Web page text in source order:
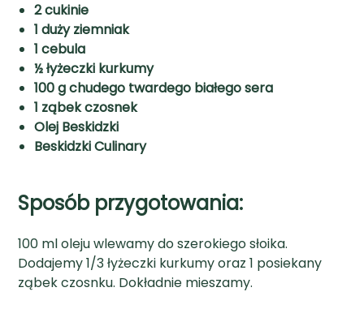
2 cukinie
1 duży ziemniak
1 cebula
½ łyżeczki kurkumy
100 g chudego twardego białego sera
1 ząbek czosnek
Olej Beskidzki
Beskidzki Culinary
Sposób przygotowania:
100 ml oleju wlewamy do szerokiego słoika.
Dodajemy 1/3 łyżeczki kurkumy oraz 1 posiekany
ząbek czosnku. Dokładnie mieszamy.